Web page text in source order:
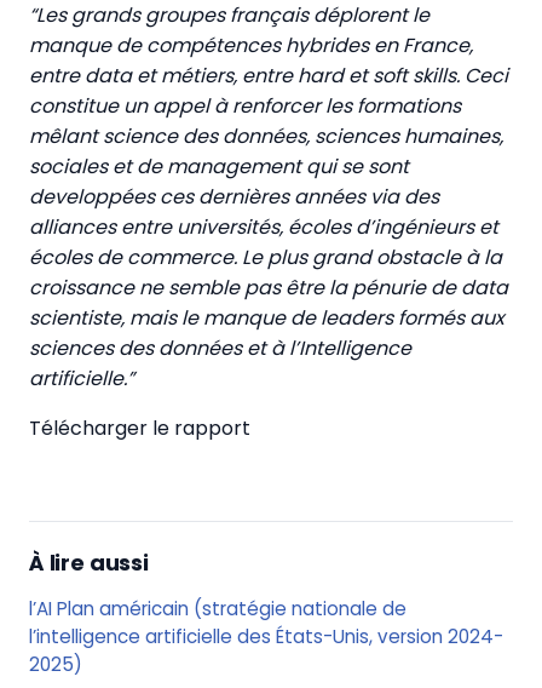
“Les grands groupes français déplorent le
manque de compétences hybrides en France,
entre data et métiers, entre hard et soft skills. Ceci
constitue un appel à renforcer les formations
mêlant science des données, sciences humaines,
sociales et de management qui se sont
developpées ces dernières années via des
alliances entre universités, écoles d’ingénieurs et
écoles de commerce. Le plus grand obstacle à la
croissance ne semble pas être la pénurie de data
scientiste, mais le manque de leaders formés aux
sciences des données et à l’Intelligence
artificielle.”
Télécharger le rapport
À lire aussi
l’AI Plan américain (stratégie nationale de
l’intelligence artificielle des États-Unis, version 2024-
2025)